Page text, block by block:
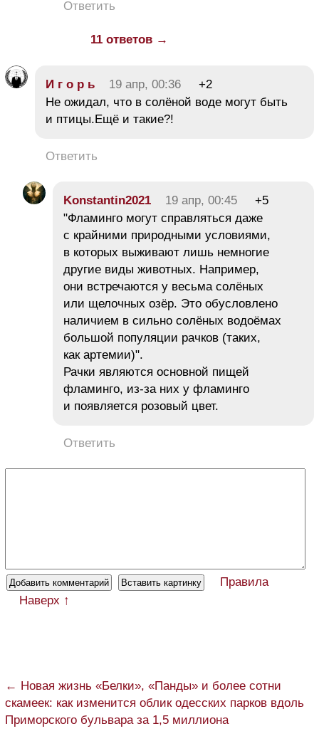
Ответить
11 ответов →
И г о р ь 19 апр, 00:36
+2
Не ожидал, что в солёной воде могут быть
и птицы.Ещё и такие?!
Ответить
Konstantin2021 19 апр, 00:45
+5
"Фламинго могут справляться даже
с крайними природными условиями,
в которых выживают лишь немногие
другие виды животных. Например,
они встречаются у весьма солёных
или щелочных озёр. Это обусловлено
наличием в сильно солёных водоёмах
большой популяции рачков (таких,
как артемии)".
Рачки являются основной пищей
фламинго, из-за них у фламинго
и появляется розовый цвет.
Ответить
Правила
Наверх ↑
← Новая жизнь «Белки», «Панды» и более сотни
скамеек: как изменится облик одесских парков вдоль
Приморского бульвара за 1,5 миллиона